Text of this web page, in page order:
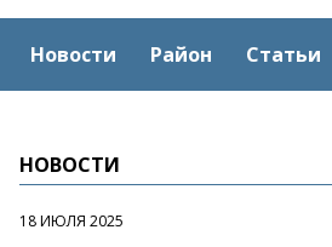
Новости Район Статьи
НОВОСТИ
18 ИЮЛЯ 2025